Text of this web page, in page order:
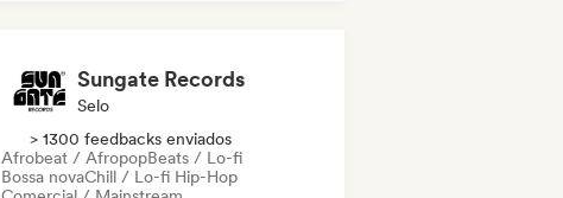
Sungate Records
Selo
> 1300 feedbacks enviados
Afrobeat / AfropopBeats / Lo-fi
Bossa novaChill / Lo-fi Hip-Hop